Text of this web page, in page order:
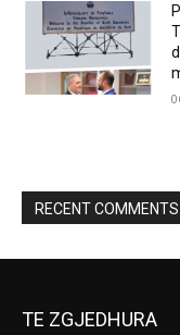
RECENT COMMENTS
TE ZGJEDHURA